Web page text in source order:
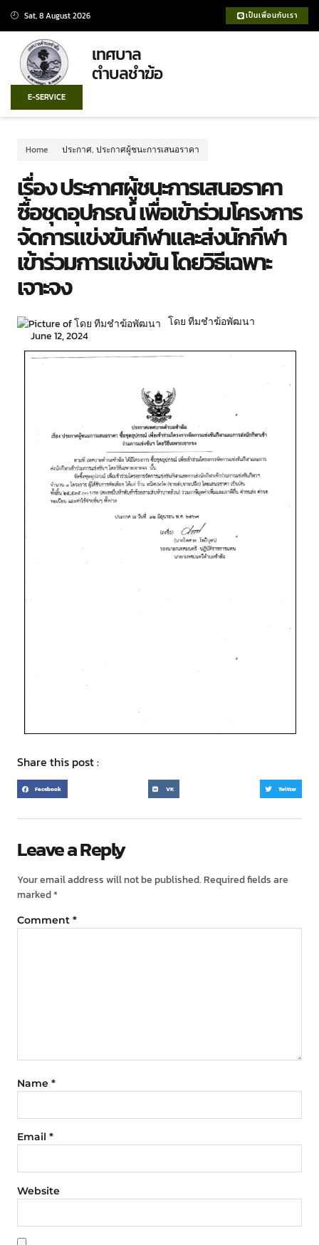
Sat, 8 August 2026 เป็นเพื่อนกับเรา
เทศบาล
ตำบลชำฆ้อ
E-SERVICE
Home ประกาศ, ประกาศผู้ชนะการเสนอราคา
เรื่อง ประกาศผู้ชนะการเสนอราคา
ซื้อชุดอุปกรณ์ เพื่อเข้าร่วมโครงการ
จัดการแข่งขันกีฬาและส่งนักกีฬา
เข้าร่วมการแข่งขัน โดยวิธีเฉพาะ
เจาะจง
โดย ทีมชำฆ้อพัฒนา
June 12, 2024
Share this post :
Facebook VK Twitter
Leave a Reply
Your email address will not be published. Required fields are
marked*
Comment *
Name *
Email *
Website